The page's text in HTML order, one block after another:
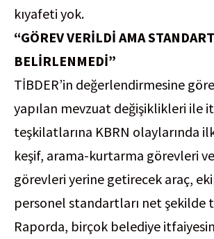
kıyafeti yok.
“GÖREV VERİLDİ AMA STANDART
BELİRLENMEDİ”
TİBDER’in değerlendirmesine
yapılan mevzuat değişiklikleri ile
teşkilatlarına KBRN olaylarında
keşif, arama-kurtarma görevleri
görevleri yerine getirecek araç,
personel standartları net şekilde
Raporda, birçok belediye